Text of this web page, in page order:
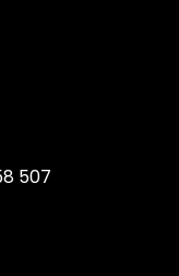
507